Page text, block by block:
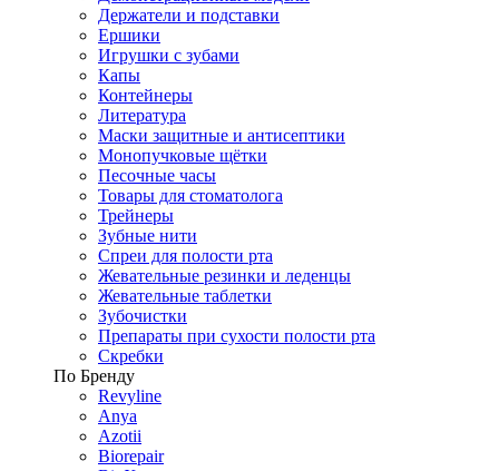
Держатели и подставки
Ершики
Игрушки с зубами
Капы
Контейнеры
Литература
Маски защитные и антисептики
Монопучковые щётки
Песочные часы
Товары для стоматолога
Трейнеры
Зубные нити
Спреи для полости рта
Жевательные резинки и леденцы
Жевательные таблетки
Зубочистки
Препараты при сухости полости рта
Скребки
По Бренду
Revyline
Anya
Azotii
Biorepair